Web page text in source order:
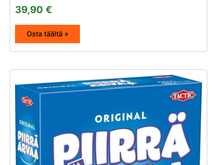
39,90 €
Osta täältä »